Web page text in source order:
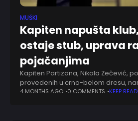
MUŠKI
Kapiten napušta
ostaje stub, uprava
pojačanjima
Kapiten Partizana, Nikola Zečević,
provedenih u crno-belom dresu,
nastaviti karijeru u makedonskom
4 MONTHS AGO 0 COMMENTS KEEP